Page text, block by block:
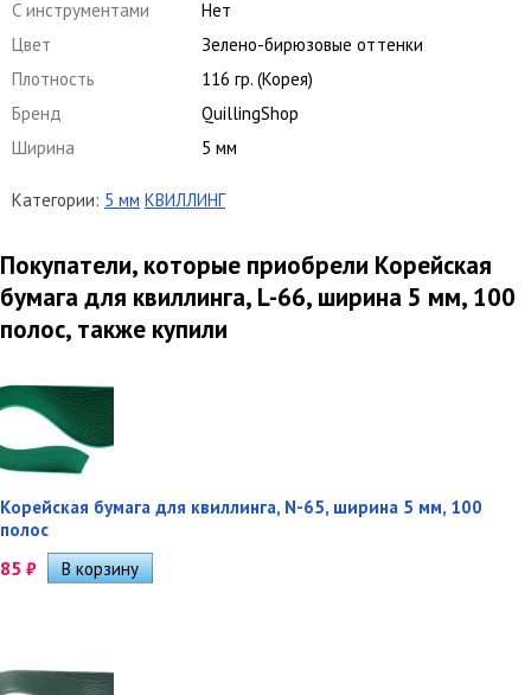
С инструментами
Нет
Цвет
Зелено-бирюзовые оттенки
Плотность
116 гр. (Корея)
Бренд
QuillingShop
Ширина
5 мм
Категории: 5 мм КВИЛЛИНГ
Покупатели, которые приобрели Корейская
бумага для квиллинга, L-66, ширина 5 мм, 100
полос, также купили
Корейская бумага для квиллинга, N-65, ширина 5 мм, 100
полос
85 ₽